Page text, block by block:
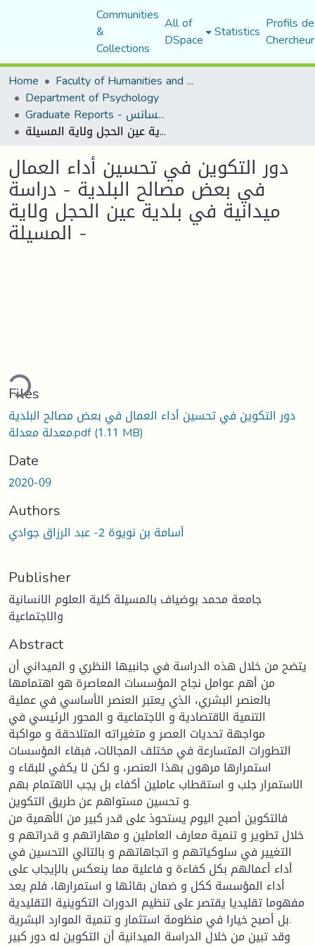
Communities
&
Collections
All of
DSpace Statistics Profils
Home
Faculty of Humanities and Social Sciences
Department of Psychology
Graduate Reports - تقارير الليسانس
دور التكوين في تحسين أداء العمال في بعض مصالح البلدية - دراسة ميدانية في بلدية عين الحجل ولاية المسيلة -
دور التكوين في تحسين أداء العمال
في بعض مصالح البلدية - دراسة
ميدانية في بلدية عين الحجل ولاية
المسيلة -
Files
دور التكوين في تحسين أداء العمال في بعض مصالح البلدية
معدلة معدلة.pdf(1.11 MB)
Date
2020-09
Authors
أسامة بن نويوة 2- عبد الرزاق جوادي
Publisher
جامعة محمد بوضياف بالمسيلة كلية العلوم الانسانية
والاجتماعية
Abstract
يتضح من خلال هذه الدراسة في جانبيها النظري و الميداني أن
من أهم عوامل نجاح المؤسسات المعاصرة هو اهتمامها
بالعنصر البشري، الذي يعتبر العنصر الأساسي في عملية
التنمية الاقتصادية و الاجتماعية و المحور الرئيسي في
مواجهة تحديات العصر و متغيراته المتلاحقة و مواكبة
التطورات المتسارعة في مختلف المجالات، فبقاء المؤسسات
استمرارها مرهون بهذا العنصر، و لكن لا يكفي للبقاء و
الاستمرار جلب و استقطاب عاملين أكفاء بل يجب الاهتمام بهم
و تحسين مستواهم عن طريق التكوين.
فالتكوين أصبح اليوم يستحوذ على قدر كبير من الأهمية من
خلال تطوير و تنمية معارف العاملين و مهاراتهم و قدراتهم و
التغيير في سلوكياتهم و اتجاهاتهم و بالتالي التحسين في
أداء أعمالهم بكل كفاءة و فاعلية مما ينعكس بالإيجاب على
أداء المؤسسة ككل و ضمان بقائها و استمرارها، فلم يعد
مفهوما تقليديا يقتصر على تنظيم الدورات التكوينية التقليدية
بل أصبح خيارا في منظومة استثمار و تنمية الموارد البشرية.
وقد تبين من خلال الدراسة الميدانية أن التكوين له دور كبير